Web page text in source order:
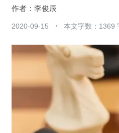
李俊辰
2020-09-15 本文字数：1369